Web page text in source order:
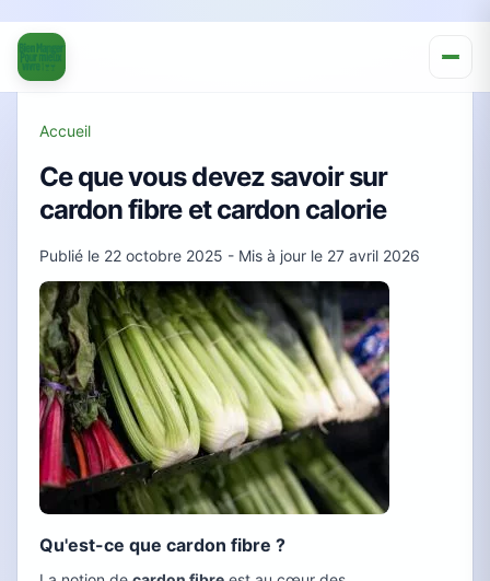
Accueil
Ce que vous devez savoir sur
cardon fibre et cardon calorie
Publié le 22 octobre 2025 - Mis à jour le 27 avril 2026
Qu'est-ce que cardon fibre ?